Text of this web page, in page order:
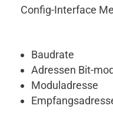
Config-Interface
Baudrate
Adressen Bit-
Moduladresse